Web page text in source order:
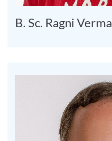
B. Sc. Ragni Verma